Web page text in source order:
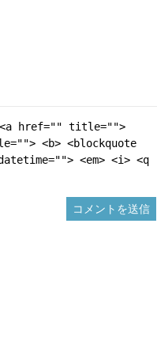
<a href="" title="">
<b> <blockquote
<em> <i> <q